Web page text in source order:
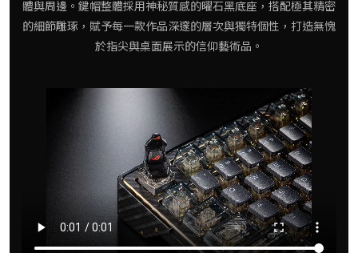
體與周邊。鍵帽整體採用神秘質感的曜石黑底座，搭配極其精密
的細節雕琢，賦予每一款作品深邃的層次與獨特個性，打造無愧
於指尖與桌面展示的信仰藝術品。